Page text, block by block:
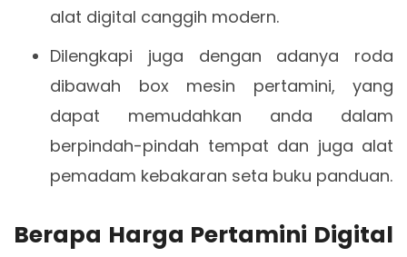
alat digital canggih modern.
Dilengkapi juga dengan adanya roda
dibawah box mesin pertamini, yang
dapat memudahkan anda dalam
berpindah-pindah tempat dan juga alat
pemadam kebakaran seta buku panduan.
Berapa Harga Pertamini Digital